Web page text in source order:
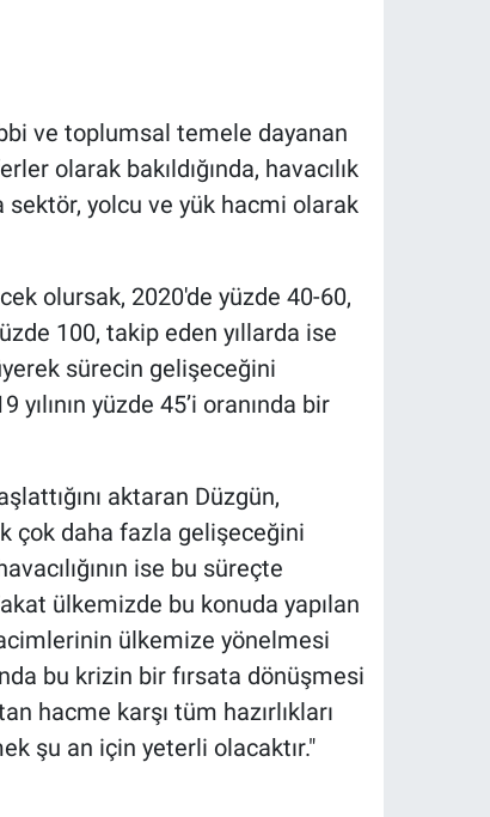
ve toplumsal temele dayanan
olarak bakıldığında, havacılık
sektör, yolcu ve yük hacmi olarak
olursak, 2020'de yüzde 40-60,
100, takip eden yıllarda ise
sürecin gelişeceğini
yüzde 45’i oranında bir
aktaran Düzgün,
çok daha fazla gelişeceğini
ise bu süreçte
ülkemizde bu konuda yapılan
ülkemize yönelmesi
bu krizin bir fırsata dönüşmesi
hacme karşı tüm hazırlıkları
şu an için yeterli olacaktır."